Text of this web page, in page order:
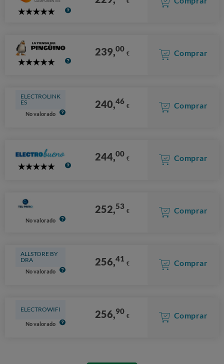
5
5
239,00 € Comprar
ELECTROLINK
ES
No valorado
240,46 € Comprar
5
244,00 € Comprar
No valorado
252,53 € Comprar
ALLSTORE BY
DRA
No valorado
256,41 € Comprar
ELECTROWIFI
No valorado
256,90 € Comprar